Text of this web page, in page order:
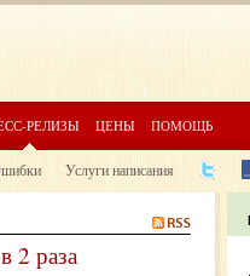
РЕЛИЗЫ ЦЕНЫ ПОМОЩЬ
Услуги написания
2 раза